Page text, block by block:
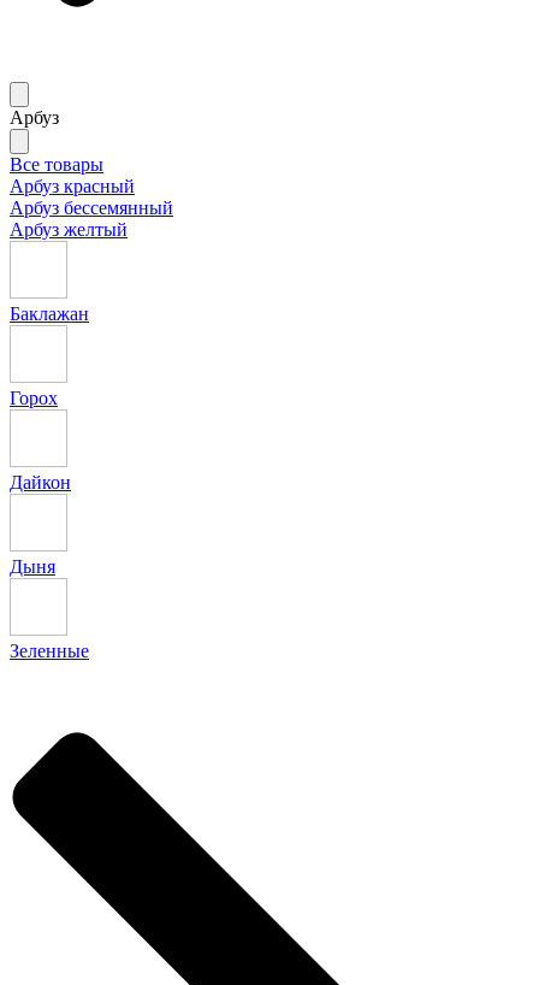
Арбуз
Все товары
Арбуз красный
Арбуз бессемянный
Арбуз желтый
Баклажан
Горох
Дайкон
Дыня
Зеленные